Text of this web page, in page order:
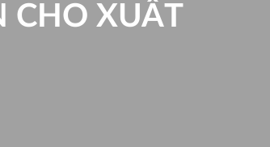
CHO XUẤT